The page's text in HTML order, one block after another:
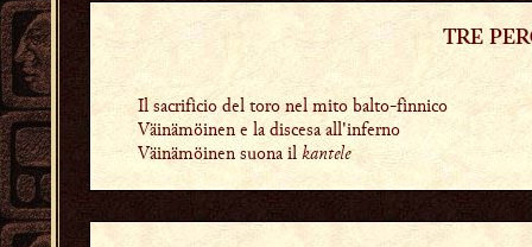
TRE
Il sacrificio del toro nel mito balto-finnico
Väinämöinen e la discesa all'inferno
Väinämöinen suona ilkantele